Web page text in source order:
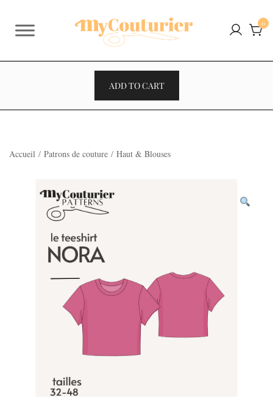
content
0
ADD TO CART
Accueil / Patrons de couture / Haut & Blouses
VENTES À 2€